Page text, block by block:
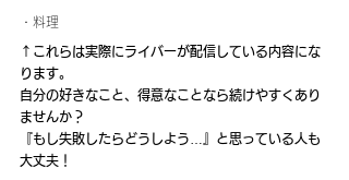
・料理
↑これらは実際にライバーが配信している内容にな
ります。
自分の好きなこと、得意なことなら続けやすくあり
ませんか？
『もし失敗したらどうしよう…』と思っている人も
大丈夫！